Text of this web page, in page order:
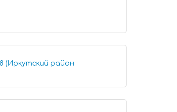
(Иркутский район